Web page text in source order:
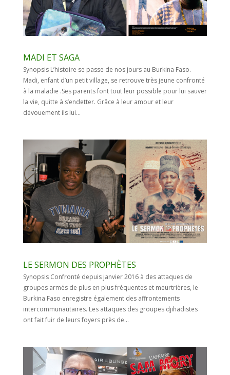
MADI ET SAGA
Synopsis L’histoire se passe de nos jours au Burkina Faso.
Madi, enfant d’un petit village, se retrouve très jeune confronté
à la maladie .Ses parents font tout leur possible pour lui sauver
la vie, quitte à s’endetter. Grâce à leur amour et leur
dévouement ils lui...
LE SERMON DES PROPHÈTES
Synopsis Confronté depuis janvier 2016 à des attaques de
groupes armés de plus en plus fréquentes et meurtrières, le
Burkina Faso enregistre également des affrontements
intercommunautaires. Les attaques des groupes djihadistes
ont fait fuir de leurs foyers près de...